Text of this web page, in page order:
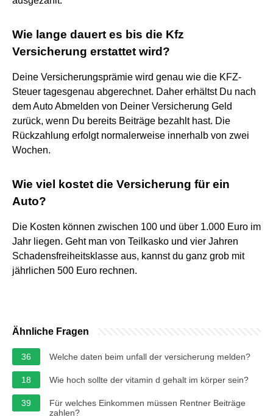
Wie lange dauert es bis die Kfz
Versicherung erstattet wird?
Deine Versicherungsprämie wird genau wie die KFZ-
Steuer tagesgenau abgerechnet. Daher erhältst Du nach
dem Auto Abmelden von Deiner Versicherung Geld
zurück, wenn Du bereits Beiträge bezahlt hast. Die
Rückzahlung erfolgt normalerweise innerhalb von zwei
Wochen.
Wie viel kostet die Versicherung für ein
Auto?
Die Kosten können zwischen 100 und über 1.000 Euro im
Jahr liegen. Geht man von Teilkasko und vier Jahren
Schadensfreiheitsklasse aus, kannst du ganz grob mit
jährlichen 500 Euro rechnen.
Ähnliche Fragen
36 Welche daten beim unfall der versicherung melden?
18 Wie hoch sollte der vitamin d gehalt im körper sein?
39
Für welches Einkommen müssen Rentner Beiträge
zahlen?